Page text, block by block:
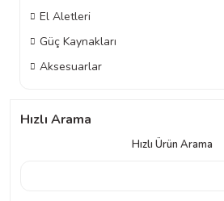
El Aletleri
Güç Kaynakları
Aksesuarlar
Hızlı Arama
Hızlı Ürün Arama